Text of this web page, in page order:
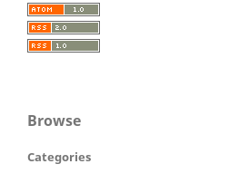
Browse
Categories